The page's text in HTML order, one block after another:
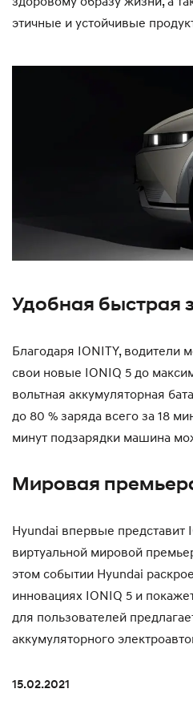
этичные и устойчивые
Удобная быстрая
Благодаря IONITY, водители
свои новые IONIQ 5 до
вольтная аккумуляторная
до 80 % заряда всего за 18
минут подзарядки машина
Мировая
Hyundai впервые представит
виртуальной мировой
этом событии Hyundai
инновациях IONIQ 5 и
для пользователей
аккумуляторного
15.02.2021